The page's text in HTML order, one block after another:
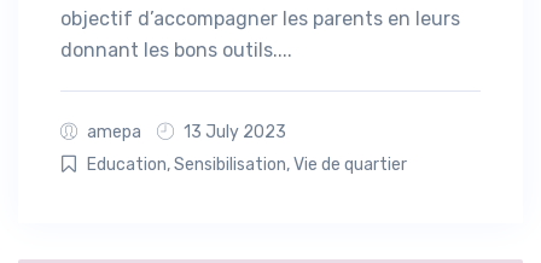
objectif d’accompagner les parents en leurs
donnant les bons outils....
amepa
13 July 2023
Education,Sensibilisation,Vie de quartier